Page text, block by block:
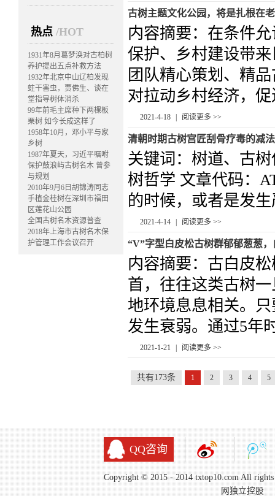
热点/HOT
1931年8月葛梦涣对古柏树
养护提出五点补救方法
1932年北京中山辽柏发现
蛀干害虫，贾佛生、谈在
堂指导树体消杀
99年前毛主席种下两棵板
栗树 如今长成这样了
1958年10月，邓小平与家
乡树
1987年夏天，习近平嘱咐
保护鼓浪屿古树名木 曾参
与规划
2010年9月6日胡锦涛同志
手植金桂树在深圳市福田
区莲花山公园
全国古树名木资源普查
2018年上海市古树名木保
护管理工作会议召开
古树主题文化公园，将是扎根在
内容摘要：在条件
保护、乡村建设带
团队精心策划、精
对拉动乡村经济，
2021-4-18 阅读更多 >>
清朝时期古树宫匠刮骨疗毒的减
关键词：树道、古
树哲学 文章代码：
的时候，或者是发
2021-4-14 阅读更多 >>
“V”字型白皮松古树群郁郁葱葱
内容摘要：古白皮
首，往往这类古树
地环境息息相关。
发生衰弱。通过5年
2021-1-21 阅读更多 >>
共有173条 1 2 3 4 5
QQ咨询
Copyright © 2015 - 2014 txtop10.com All
网独立控股